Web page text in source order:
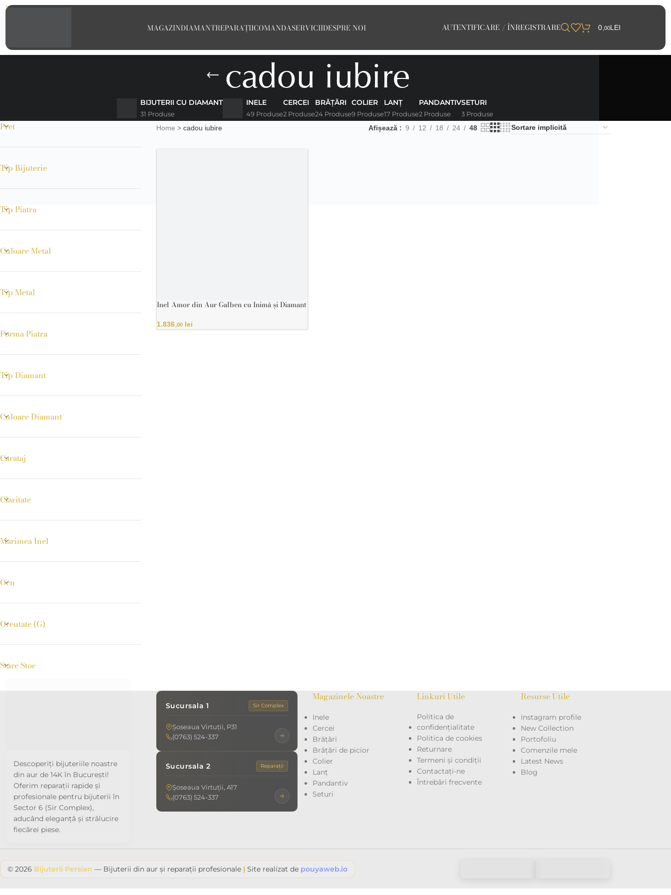
MAGAZINDIAMANTREPARAȚIICOMANDASERVICIIDESPRE NOI AUTENTIFICARE / ÎNREGISTRARE 0 ,00LEI
cadou iubire
BIJUTERII CU DIAMANT
31 Produse
INELE
49 Produse
CERCEI
2 Produse
BRĂȚĂRI
24 Produse
COLIER
9 Produse
LANȚ
17 Produse
PANDANTIV
2 Produse
SETURI
3 Produse
Pret
Tip Bijuterie
Tip Piatra
Culoare Metal
Tip Metal
Forma Piatra
Tip Diamant
Culoare Diamant
Carataj
Claritate
Marimea Inel
Gen
Greutate (g)
Stare Stoc
Home > cadou iubire Afișează 9 12 18 24 48
Inel Amor din Aur Galben cu Inimă și Diamant
1.836,00lei
Descoperiți bijuteriile noastre
din aur de 14K în București!
Oferim reparații rapide și
profesionale pentru bijuterii în
Sector 6 (Sir Complex),
aducând eleganță și strălucire
fiecărei piese.
Sucursala 1 Sir Complex
Șoseaua Virtuții, P31
(0763) 524-337
Sucursala 2 Reparații
Șoseaua Virtuții, A17
(0763) 524-337
Magazinele Noastre
Inele
Cercei
Brățări
Brățări de picior
Colier
Lanț
Pandantiv
Seturi
Linkuri Utile
Politica de
confidențialitate
Politica de cookies
Returnare
Termeni și condiții
Contactaţi-ne
Întrebări frecvente
Resurse Utile
Instagram profile
New Collection
Portofoliu
Comenzile mele
Latest News
Blog
© 2026 Bijuterii Persian — Bijuterii din aur și reparații profesionale | Site realizat de pouyaweb.io